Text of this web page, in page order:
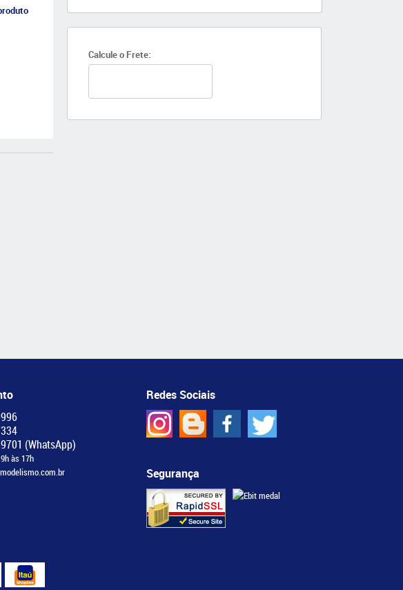
Calcule o Frete:
(WhatsApp)
às 17h
Redes Sociais
Segurança